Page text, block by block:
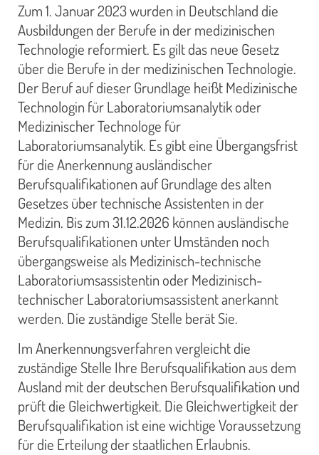
Zum 1. Januar 2023 wurden in Deutschland die
Ausbildungen der Berufe in der medizinischen
Technologie reformiert. Es gilt das neue Gesetz
über die Berufe in der medizinischen Technologie.
Der Beruf auf dieser Grundlage heißt Medizinische
Technologin für Laboratoriumsanalytik oder
Medizinischer Technologe für
Laboratoriumsanalytik. Es gibt eine Übergangsfrist
für die Anerkennung ausländischer
Berufsqualifikationen auf Grundlage des alten
Gesetzes über technische Assistenten in der
Medizin. Bis zum 31.12.2026 können ausländische
Berufsqualifikationen unter Umständen noch
übergangsweise als Medizinisch-technische
Laboratoriumsassistentin oder Medizinisch-
technischer Laboratoriumsassistent anerkannt
werden. Die zuständige Stelle berät Sie.
Im Anerkennungsverfahren vergleicht die
zuständige Stelle Ihre Berufsqualifikation aus dem
Ausland mit der deutschen Berufsqualifikation und
prüft die Gleichwertigkeit. Die Gleichwertigkeit der
Berufsqualifikation ist eine wichtige Voraussetzung
für die Erteilung der staatlichen Erlaubnis.